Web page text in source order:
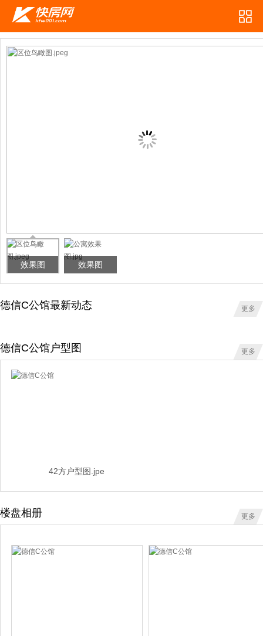
效果图 效果图
德信C公馆最新动态 更多
德信C公馆户型图 更多
42方户型图.jpe
楼盘相册 更多